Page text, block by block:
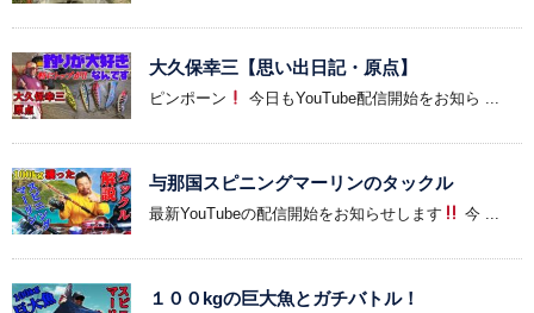
大久保幸三【思い出日記・原点】
ピンポーン 今日もYouTube配信開始をお知ら ...
与那国スピニングマーリンのタックル
最新YouTubeの配信開始をお知らせします 今 ...
１００kgの巨大魚とガチバトル！